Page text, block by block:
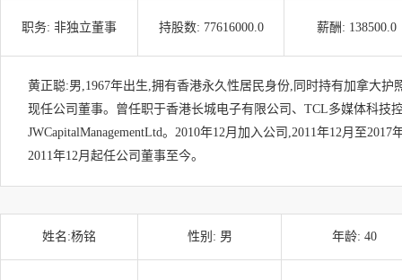
职务: 非独立董事 持股数: 77616000.0 薪酬: 138500.0
黄正聪:男,1967年出生,拥有香港永久性居民身份,同时持有加拿大护
现任公司董事。曾任职于香港长城电子有限公司、TCL多媒体科技
JWCapitalManagementLtd。2010年12月加入公司,2011年12月至
2011年12月起任公司董事至今。
姓名:杨铭 性别: 男 年龄: 40